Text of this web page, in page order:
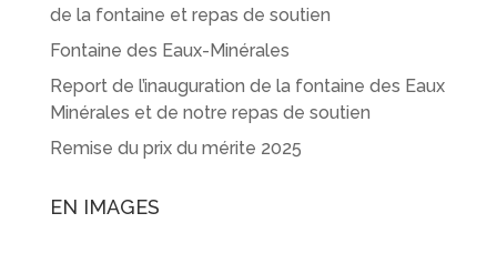
de la fontaine et repas de soutien
Fontaine des Eaux-Minérales
Report de l’inauguration de la fontaine des Eaux
Minérales et de notre repas de soutien
Remise du prix du mérite 2025
EN IMAGES